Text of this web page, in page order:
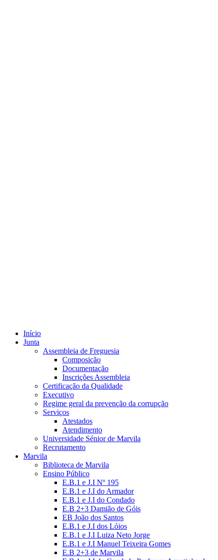
Início
Junta
Assembleia de Freguesia
Composição
Documentação
Inscrições Assembleia
Certificação da Qualidade
Executivo
Regime geral da prevenção da corrupção
Serviços
Atestados
Atendimento
Universidade Sénior de Marvila
Recrutamento
Marvila
Biblioteca de Marvila
Ensino Público
E.B.1 e J.I Nº 195
E.B.1 e J.I do Armador
E.B.1 e J.I do Condado
E.B 2+3 Damião de Góis
EB João dos Santos
E.B.1 e J.I dos Lóios
E.B.1 e J.I Luiza Neto Jorge
E.B.1 e J.I Manuel Teixeira Gomes
E.B 2+3 de Marvila